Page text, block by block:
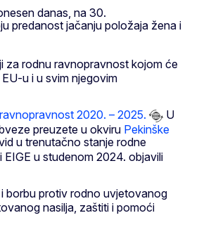
danas, na 30.
predanost jačanju položaja žena i
za rodnu ravnopravnost kojom će
u i u svim njegovim
2020. – 2025.
U
preuzete u okviru Pekinške
u trenutačno stanje rodne
u studenom 2024. objavili
borbu protiv rodno uvjetovanog
nasilja, zaštiti i pomoći